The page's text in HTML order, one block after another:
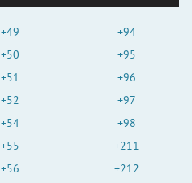
+49
+50
+51
+52
+54
+55
+56
+94
+95
+96
+97
+98
+211
+212